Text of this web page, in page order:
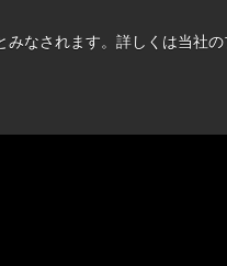
なされます。詳しくは当社